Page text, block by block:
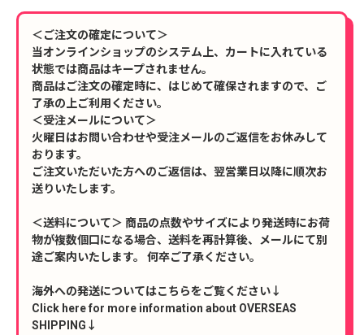
＜ご注文の確定について＞
当オンラインショップのシステム上、カートに入れている
状態では商品はキープされません。
商品はご注文の確定時に、はじめて確保されますので、ご
了承の上ご利用ください。
＜受注メールについて＞
火曜日はお問い合わせや受注メールのご返信をお休みして
おります。
ご注文いただいた方へのご返信は、翌営業日以降に順次お
送りいたします。
＜送料について＞ 商品の点数やサイズにより発送時にお荷
物が複数個口になる場合、送料を再計算後、メールにて別
途ご案内いたします。 何卒ご了承ください。
海外への発送についてはこちらをご覧ください↓
Click here for more information about OVERSEAS
SHIPPING↓